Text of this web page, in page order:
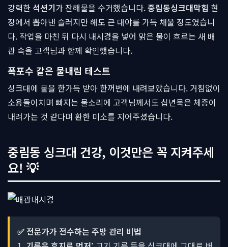
강력한 석션기가 잔해물을 수거했습니다.중림동싱크대막힘 현
장에서 뽑아낸 슬러지만 해도 큰 대야를 가득 채울 정도였습니
다. 작업을 마친 뒤 다시 내시경을 넣어 맑은 물이 흐르는 새 배
관 속을 고객님과 함께 확인했습니다.
폭포수 같은 물내림 테스트
싱크대에 물을 한가득 받아 한꺼번에 내려보았습니다. 거침없이
소용돌이치며 빠지는 물소리에 고객님께서도 십년묵은 체증이
내려가는 것 같다며 환한 미소를 지어주셨습니다.
중림동 싱크대 건강, 이것만은 꼭 지켜주세
요! 💡
✅ 전문가가 전수하는 주방 관리 비법